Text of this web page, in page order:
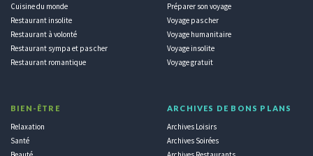
Cuisine du monde
Restaurant insolite
Restaurant à volonté
Restaurant sympa et pas cher
Restaurant romantique
BIEN-ÊTRE
Relaxation
Santé
Préparer son voyage
Voyage pas cher
Voyage humanitaire
Voyage insolite
Voyage gratuit
ARCHIVES DE BONS PLANS
Archives Loisirs
Archives Soirées